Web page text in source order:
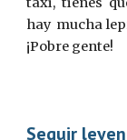
hay mucha
¡Pobre gente!
Seguir